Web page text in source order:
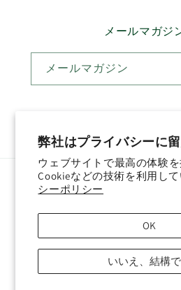
弊社はプライバシーに
ウェブサイトで最高の体験を
Cookieなどの技術を利用して
シーポリシー
OK
いいえ、結構
メールマガジ
メールマガジン
国/地域
日本 (JPY ¥)